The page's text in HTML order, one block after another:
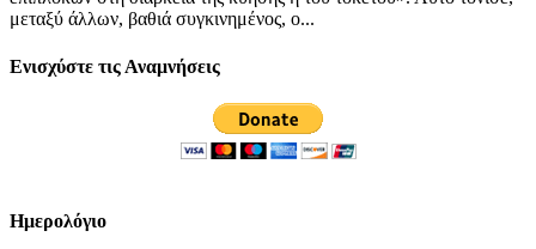
μεταξύ άλλων, βαθιά συγκινημένος, ο...
Ενισχύστε τις Αναμνήσεις
Ημερολόγιο